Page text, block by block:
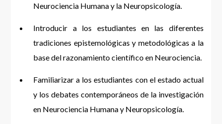
Neurociencia Humana y la Neuropsicología.
Introducir a los estudiantes en las diferentes
tradiciones epistemológicas y metodológicas a la
base del razonamiento científico en Neurociencia.
Familiarizar a los estudiantes con el estado actual
y los debates contemporáneos de la investigación
en Neurociencia Humana y Neuropsicología.